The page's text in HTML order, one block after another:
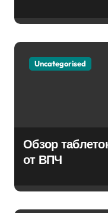
Uncategorised
Обзор
от ВПЧ